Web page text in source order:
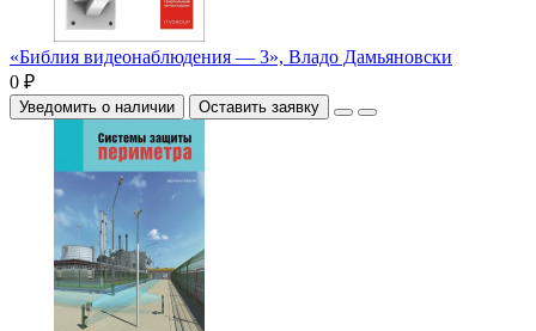
«Библия видеонаблюдения — 3», Владо Дамьяновски
0 ₽
Уведомить о наличии Оставить заявку